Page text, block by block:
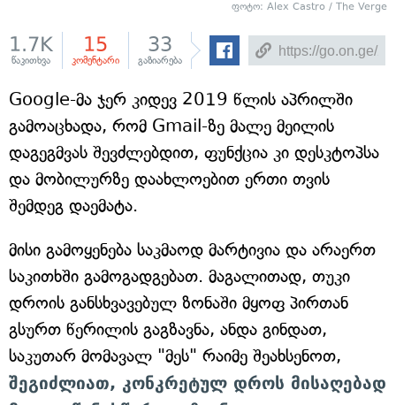
ფოტო: Alex Castro / The Verge
1.7K
წაკითხვა
15
კომენტარი
33
გაზიარება
Google-მა ჯერ კიდევ 2019 წლის აპრილში
გამოაცხადა, რომ Gmail-ზე მალე მეილის
დაგეგმვას შევძლებდით, ფუნქცია კი დესკტოპსა
და მობილურზე დაახლოებით ერთი თვის
შემდეგ დაემატა.
მისი გამოყენება საკმაოდ მარტივია და არაერთ
საკითხში გამოგადგებათ. მაგალითად, თუკი
დროის განსხვავებულ ზონაში მყოფ პირთან
გსურთ წერილის გაგზავნა, ანდა გინდათ,
საკუთარ მომავალ "მეს" რაიმე შეახსენოთ,
შეგიძლიათ, კონკრეტულ დროს მისაღებად